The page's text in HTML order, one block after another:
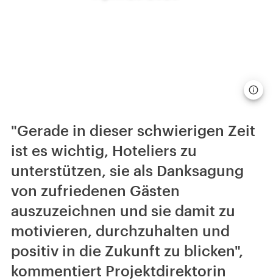
"Gerade in dieser schwierigen Zeit
ist es wichtig, Hoteliers zu
unterstützen, sie als Danksagung
von zufriedenen Gästen
auszuzeichnen und sie damit zu
motivieren, durchzuhalten und
positiv in die Zukunft zu blicken",
kommentiert Projektdirektorin